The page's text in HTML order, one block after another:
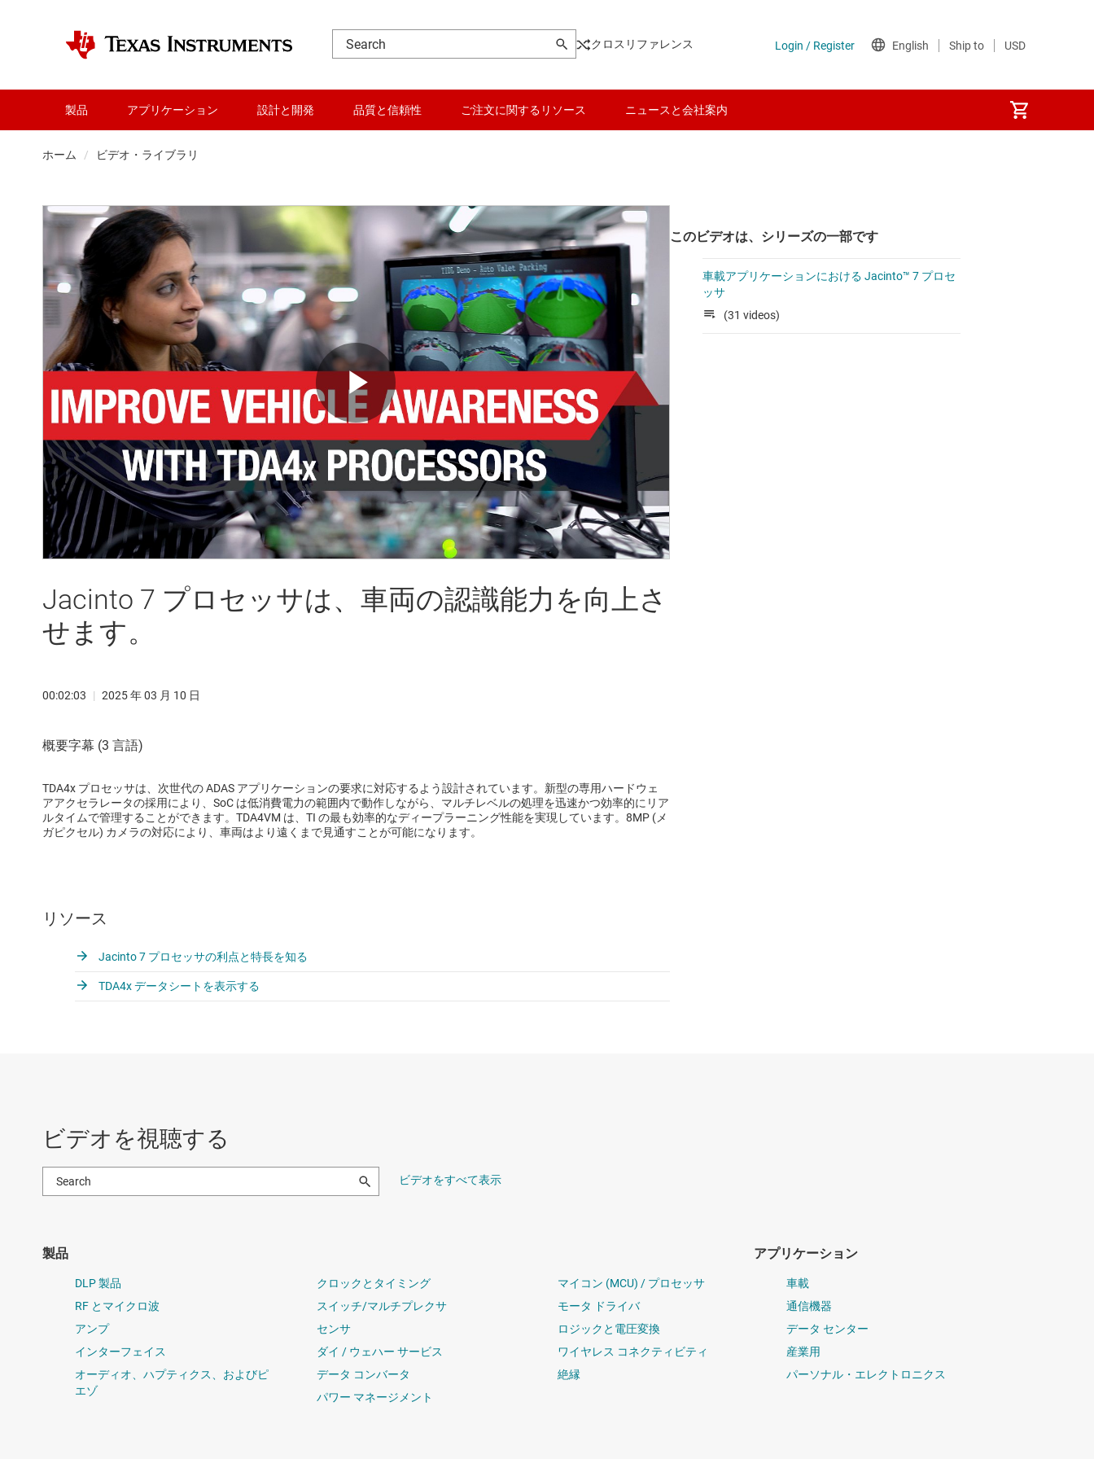
クロスリファレンス
製品 アプリケーション 設計と開発 品質と信頼性 ご注文に関するリソース ニュースと会社案内
ホーム ビデオ・ライブラリ
Play
Video
Jacinto 7 プロセッサは、車両の認識能力を向上さ
せます。
00:02:03 | 2025 年 03 月 10 日
TDA4x プロセッサは、次世代の ADAS アプリケーションの要求に対応するよう設計されています。新型の専用ハードウェ
アアクセラレータの採用により、SoC は低消費電力の範囲内で動作しながら、マルチレベルの処理を迅速かつ効率的にリア
ルタイムで管理することができます。TDA4VM は、TI の最も効率的なディープラーニング性能を実現しています。8MP (メ
ガピクセル) カメラの対応により、車両はより遠くまで見通すことが可能になります。
リソース
Jacinto 7 プロセッサの利点と特長を知る
TDA4x データシートを表示する
このビデオは、シリーズの一部です
車載アプリケーションにおける Jacinto™ 7 プロセ
ッサ
(31 videos)
ビデオを視聴する
ビデオをすべて表示
製品
DLP 製品
RF とマイクロ波
アンプ
インターフェイス
オーディオ、ハプティクス、およびピ
エゾ
クロックとタイミング
スイッチ/マルチプレクサ
センサ
ダイ / ウェハー サービス
データ コンバータ
パワー マネージメント
マイコン (MCU) / プロセッサ
モータ ドライバ
ロジックと電圧変換
ワイヤレス コネクティビティ
絶縁
アプリケーション
車載
通信機器
データ センター
産業用
パーソナル・エレクトロニクス